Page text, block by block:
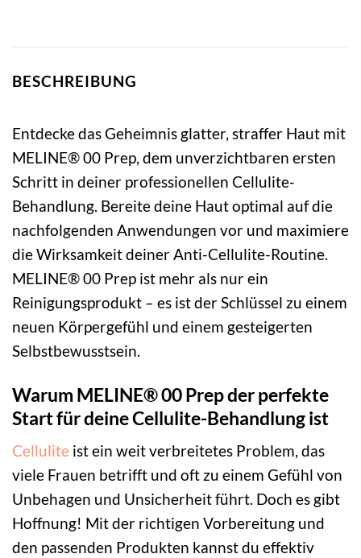
BESCHREIBUNG
Entdecke das Geheimnis glatter, straffer Haut mit
MELINE® 00 Prep, dem unverzichtbaren ersten
Schritt in deiner professionellen Cellulite-
Behandlung. Bereite deine Haut optimal auf die
nachfolgenden Anwendungen vor und maximiere
die Wirksamkeit deiner Anti-Cellulite-Routine.
MELINE® 00 Prep ist mehr als nur ein
Reinigungsprodukt – es ist der Schlüssel zu einem
neuen Körpergefühl und einem gesteigerten
Selbstbewusstsein.
Warum MELINE® 00 Prep der perfekte
Start für deine Cellulite-Behandlung ist
Cellulite ist ein weit verbreitetes Problem, das
viele Frauen betrifft und oft zu einem Gefühl von
Unbehagen und Unsicherheit führt. Doch es gibt
Hoffnung! Mit der richtigen Vorbereitung und
den passenden Produkten kannst du effektiv